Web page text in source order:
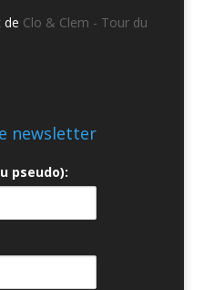
de Clo & Clem - Tour du
newsletter
pseudo):